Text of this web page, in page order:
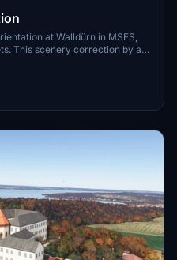
at Walldürn in MSFS,
This scenery correction by a
to the sim. Enjoy
this fix by Orti.